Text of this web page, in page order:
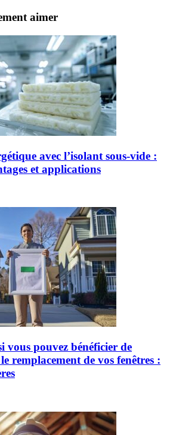
aimer
avec l’isolant sous-vide :
et applications
vous pouvez bénéficier de
remplacement de vos fenêtres :